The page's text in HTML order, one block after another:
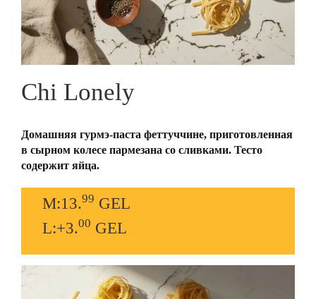
Chi Lonely
Домашняя гурмэ-паста феттуччине, приготовленная
в сырном колесе пармезана со сливками. Тесто
содержит яйца.
M:13.99 GEL
L:+3.00 GEL